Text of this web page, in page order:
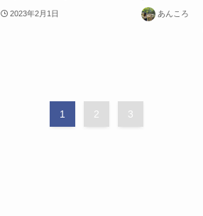
2023年2月1日 あんころ
1 2 3